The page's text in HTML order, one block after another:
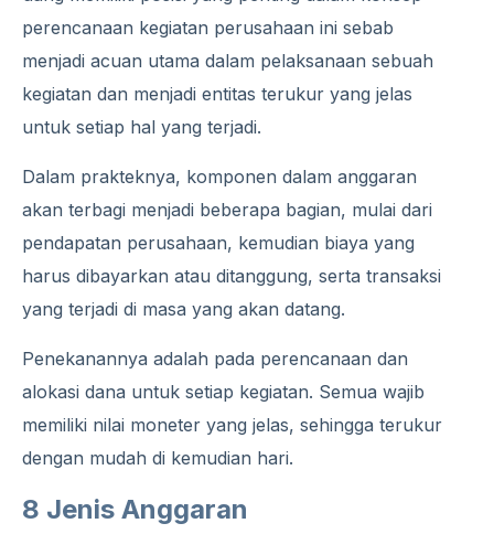
perencanaan kegiatan perusahaan ini sebab
menjadi acuan utama dalam pelaksanaan sebuah
kegiatan dan menjadi entitas terukur yang jelas
untuk setiap hal yang terjadi.
Dalam prakteknya, komponen dalam anggaran
akan terbagi menjadi beberapa bagian, mulai dari
pendapatan perusahaan, kemudian biaya yang
harus dibayarkan atau ditanggung, serta transaksi
yang terjadi di masa yang akan datang.
Penekanannya adalah pada perencanaan dan
alokasi dana untuk setiap kegiatan. Semua wajib
memiliki nilai moneter yang jelas, sehingga terukur
dengan mudah di kemudian hari.
8 Jenis Anggaran